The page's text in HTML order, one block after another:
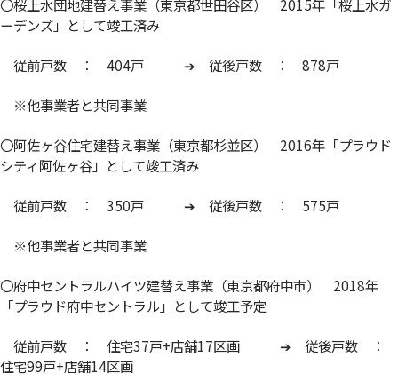
〇桜上水団地建替え事業（東京都世田谷区） 2015年「桜上水ガ
ーデンズ」として竣工済み
従前戸数 ： 404戸 ➔ 従後戸数 ： 878戸
※他事業者と共同事業
〇阿佐ヶ谷住宅建替え事業（東京都杉並区） 2016年「プラウド
シティ阿佐ヶ谷」として竣工済み
従前戸数 ： 350戸 ➔ 従後戸数 ： 575戸
※他事業者と共同事業
〇府中セントラルハイツ建替え事業（東京都府中市） 2018年
「プラウド府中セントラル」として竣工予定
従前戸数 ： 住宅37戸+店舗17区画 ➔ 従後戸数 ：
住宅99戸+店舗14区画